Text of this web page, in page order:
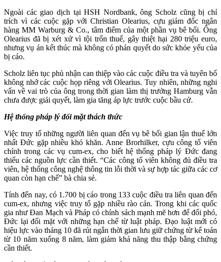
Ngoài các giao dịch tại HSH Nordbank, ông Scholz cũng bị chỉ
trích vì các cuộc gặp với Christian Olearius, cựu giám đốc ngân
hàng MM Warburg & Co., tâm điểm của một phần vụ bê bối. Ông
Olearius đã bị xét xử vì tội trốn thuế, gây thiệt hại 280 triệu euro,
nhưng vụ án kết thúc mà không có phán quyết do sức khỏe yếu của
bị cáo.
Scholz liên tục phủ nhận can thiệp vào các cuộc điều tra và tuyên bố
không nhớ các cuộc họp riêng với Olearius. Tuy nhiên, những nghi
vấn về vai trò của ông trong thời gian làm thị trưởng Hamburg vẫn
chưa được giải quyết, làm gia tăng áp lực trước cuộc bầu cử.
Hệ thống pháp lý đối mặt thách thức
Việc truy tố những người liên quan đến vụ bê bối gian lận thuế lớn
nhất Đức gặp nhiều khó khăn. Anne Brorhilker, cựu công tố viên
chính trong các vụ cum-ex, cho biết hệ thống pháp lý Đức đang
thiếu các nguồn lực cần thiết. “Các công tố viên không đủ điều tra
viên, hệ thống công nghệ thông tin lỗi thời và sự hợp tác giữa các cơ
quan còn hạn chế” bà chia sẻ.
Tính đến nay, có 1.700 bị cáo trong 133 cuộc điều tra liên quan đến
cum-ex, nhưng việc truy tố gặp nhiều rào cản. Trong khi các quốc
gia như Đan Mạch và Pháp có chính sách mạnh mẽ hơn để đối phó,
Đức lại đối mặt với những hạn chế từ luật pháp. Đạo luật mới có
hiệu lực vào tháng 10 đã rút ngắn thời gian lưu giữ chứng từ kế toán
từ 10 năm xuống 8 năm, làm giảm khả năng thu thập bằng chứng
cần thiết.